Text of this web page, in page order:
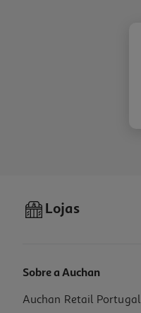
Lojas
Sobre a Auchan
Auchan Retail Portugal